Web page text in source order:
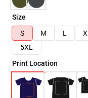
Size
S
M L
5XL
Print Location